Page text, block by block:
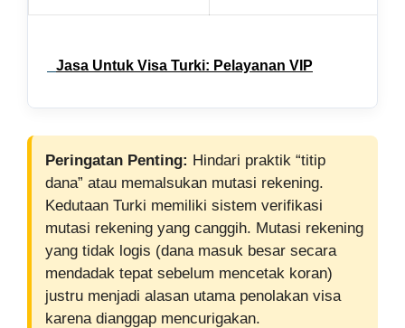
Jasa Untuk Visa Turki: Pelayanan VIP
Peringatan Penting: Hindari praktik “titip
dana” atau memalsukan mutasi rekening.
Kedutaan Turki memiliki sistem verifikasi
mutasi rekening yang canggih. Mutasi rekening
yang tidak logis (dana masuk besar secara
mendadak tepat sebelum mencetak koran)
justru menjadi alasan utama penolakan visa
karena dianggap mencurigakan.